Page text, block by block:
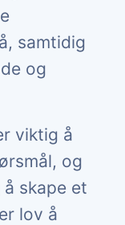
samtidig
og
viktig å
og
skape et
lov å